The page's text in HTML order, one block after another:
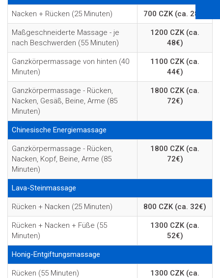
Nacken + Rücken (25 Minuten) 700 CZK (ca. 28€)
Maßgeschneiderte Massage - je
nach Beschwerden (55 Minuten)
1200 CZK (ca.
48€)
Ganzkörpermassage von hinten (40
Minuten)
1100 CZK (ca.
44€)
Ganzkörpermassage - Rücken,
Nacken, Gesäß, Beine, Arme (85
Minuten)
1800 CZK (ca.
72€)
Chinesische Energiemassage
Ganzkörpermassage - Rücken,
Nacken, Kopf, Beine, Arme (85
Minuten)
1800 CZK (ca.
72€)
Lava-Steinmassage
Rücken + Nacken (25 Minuten) 800 CZK (ca. 32€)
Rücken + Nacken + Füße (55
Minuten)
1300 CZK (ca.
52€)
Honig-Entgiftungsmassage
Rücken (55 Minuten)
1300 CZK (ca.